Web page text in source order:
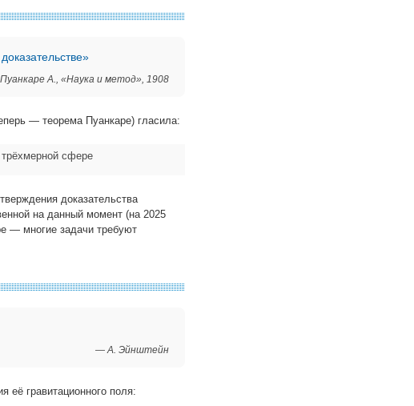
А., «Наука и метод», 1908
— теорема Пуанкаре) гласила:
трёхмерной сфере
доказательства
на данный момент (на 2025
— многие задачи требуют
— А. Эйнштейн
её гравитационного поля: